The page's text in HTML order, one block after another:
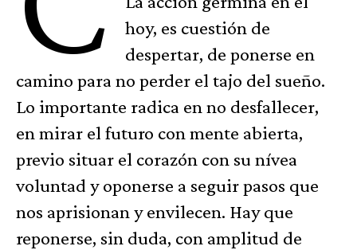
hoy, es cuestión de
despertar, de ponerse en
camino para no perder el tajo del sueño.
Lo importante radica en no desfallecer,
en mirar el futuro con mente abierta,
previo situar el corazón con su nívea
voluntad y oponerse a seguir pasos que
nos aprisionan y envilecen. Hay que
reponerse, sin duda, con amplitud de